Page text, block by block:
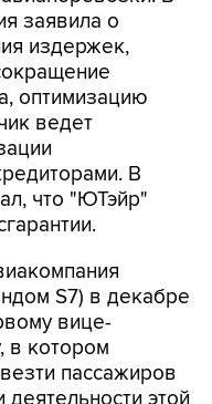
заявила о
издержек,
оптимизацию
ведет
В
что "ЮТэйр"
S7) в декабре
вице-
в котором
пассажиров